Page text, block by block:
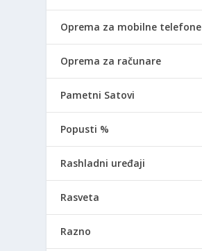
Oprema za mobilne telefone
Oprema za računare
Pametni Satovi
Popusti %
Rashladni uređaji
Rasveta
Razno